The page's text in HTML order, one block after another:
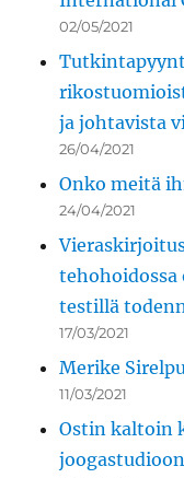
02/05/2021
ja johtavista
26/04/2021
Onko meitä
24/04/2021
tehohoidossa
testillä
17/03/2021
Merike
11/03/2021
Ostin kaltoin